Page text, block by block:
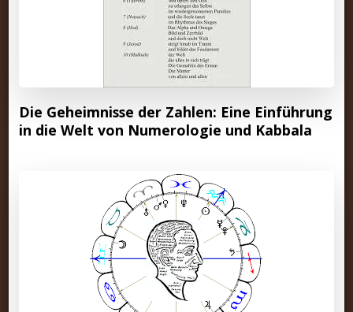
Die Geheimnisse der Zahlen: Eine Einführung
in die Welt von Numerologie und Kabbala